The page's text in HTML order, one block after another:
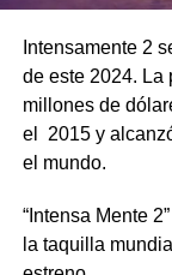
Intensamente 2
de este 2024. La
millones de
el 2015 y
el mundo.
“Intensa Mente
la taquilla